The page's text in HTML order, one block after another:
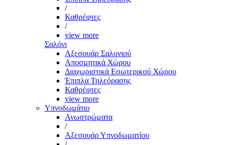
/
Καθρέφτες
/
view more
Σαλόνι
Αξεσουάρ Σαλονιού
Αποσμητικά Χώρου
Διαχωριστικά Εσωτερικού Χώρου
Έπιπλα Τηλεόρασης
Καθρέφτες
view more
Υπνοδωμάτιο
Ανωστρώματα
/
Αξεσουάρ Υπνοδωματίου